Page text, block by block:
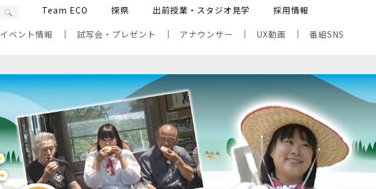
Team ECO 探県 出前授業・スタジオ見学 採用情報
イベント情報 試写会・プレゼント アナウンサー UX動画 番組SNS